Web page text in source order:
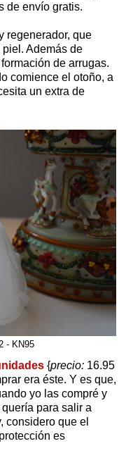
de envío gratis.
regenerador, que
Además de
de arrugas.
comience el otoño, a
un extra de
- KN95
{precio: 16.95
era éste. Y es que,
yo las compré y
para salir a
considero que el
es